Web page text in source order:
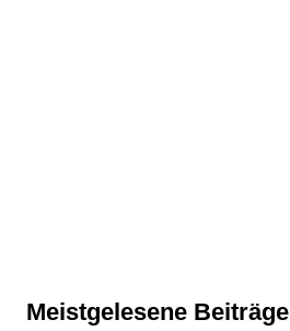
Meistgelesene Beiträge